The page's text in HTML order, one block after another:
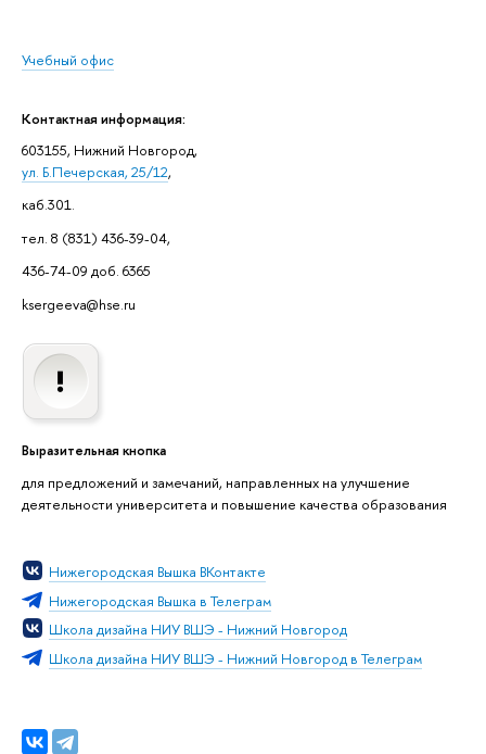
Учебный офис
Контактная информация:
603155, Нижний Новгород,
ул. Б.Печерская, 25/12,
каб.301.
тел. 8 (831) 436-39-04,
436-74-09 доб. 6365
ksergeeva@hse.ru
Выразительная кнопка
для предложений и замечаний, направленных на улучшение
деятельности университета и повышение качества образования
Нижегородская Вышка ВКонтакте
Нижегородская Вышка в Телеграм
Школа дизайна НИУ ВШЭ - Нижний Новгород
Школа дизайна НИУ ВШЭ - Нижний Новгород в Телеграм